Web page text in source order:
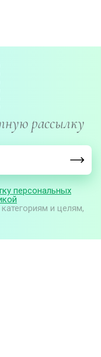
рассылку
персональных
и целям,